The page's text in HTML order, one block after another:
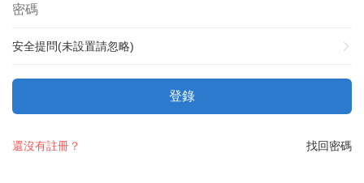
安全提問(未設置請忽略)
登錄
找回密碼
還沒有註冊？